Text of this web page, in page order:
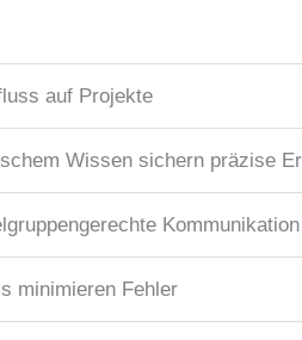
auf Projekte
Wissen sichern präzise
Kommunikation
minimieren Fehler